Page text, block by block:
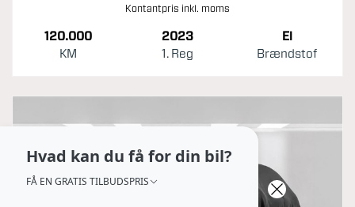
Kontantpris inkl. moms
120.000
KM
2023
1. Reg
El
Brændstof
Hvad kan du få for din bil?
FÅ EN GRATIS TILBUDSPRIS